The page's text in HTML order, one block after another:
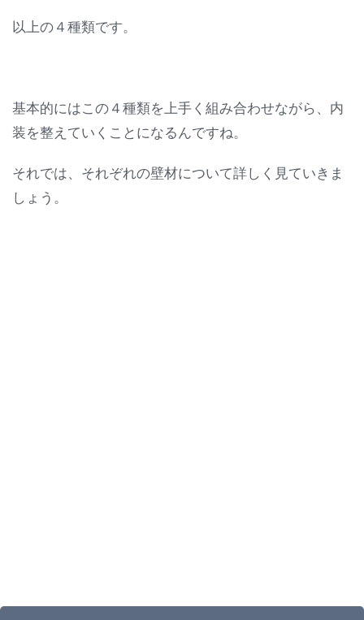
以上の４種類です。
基本的にはこの４種類を上手く組み合わせながら、内
装を整えていくことになるんですね。
それでは、それぞれの壁材について詳しく見ていきま
しょう。